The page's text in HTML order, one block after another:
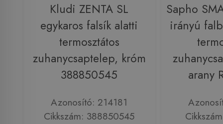
Kludi ZENTA SL
egykaros falsík alatti
termosztátos
zuhanycsaptelep, króm
388850545
Azonosító: 214181
Cikkszám: 388850545
Sapho
irányú
arany